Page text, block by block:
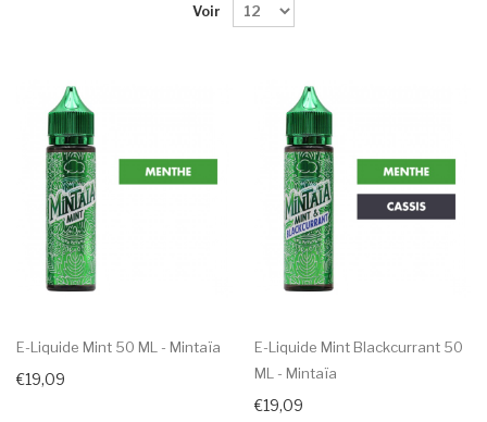
Voir
E-Liquide Mint 50 ML - Mintaïa
€19,09
E-Liquide Mint Blackcurrant 50
ML - Mintaïa
€19,09